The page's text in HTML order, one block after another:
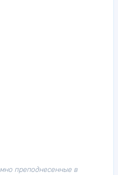
преподнесенные в